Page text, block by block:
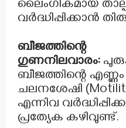
ലൈംഗികമായ
വർദ്ധിപ്പിക്കാൻ
ബീജത്തിന്റെ
ഗുണനിലവാരം:
ബീജത്തിന്റെ എണ്ണം
ചലനശേഷി
എന്നിവ
പ്രത്യേക കഴിവുണ്ട്.